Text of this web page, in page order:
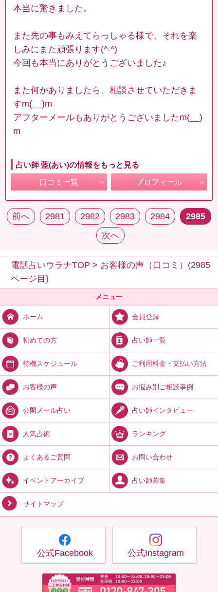
本当に驚きました。
また先の事もみえてらっしゃる様で、それを楽
しみにまた頑張ります(^-^)
今回も本当にありがとうございました♪
また何かありましたら、相談させていただきま
すm(__)m
アフターメールもありがとうございましたm(__)
m
占い師 藍(あい)の情報をもっと見る
口コミ一覧 プロフィール
前へ 2981 2982 2983 2984
2985
次へ
電話占いウラナTOP > お客様の声（口コミ）(2985
ページ目)
メニュー
ホーム 会員登録
初めての方 占い師一覧
待機スケジュール ご利用料金・支払い方法
お客様の声 お悩み別ご相談事例
公開メール占い 占い師インタビュー
人気占術 ランキング
よくあるご質問 お問い合わせ
イベントアーカイブ 占い師募集
サイトマップ
公式Facebook 公式Instagram